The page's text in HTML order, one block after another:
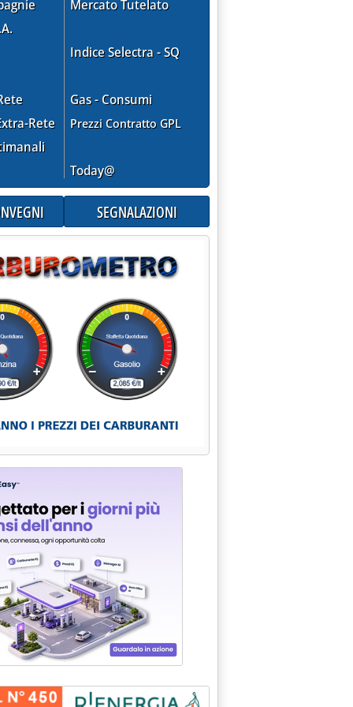
DI STATO RESPINGE IL RICORSO PER LA SPEZIA'
SPA: I MUTAMENTI OPERATI SUI COMBUSTIBILI'
SPA: MENO POLICOMBUSTIBILE E "BOOM" DEL CICLO
alle 0.0.
GARA PER TERMINALE GNL DI MONTALTO
Rete
Mercato Tutelato
Indice Selectra - SQ
Gas - Consumi
Prezzi Contratto GPL
Today@
SEGNALAZIONI